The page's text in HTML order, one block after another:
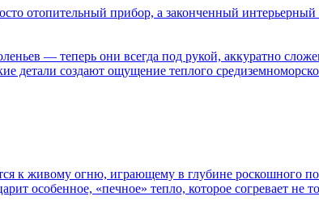
отопительный прибор, а законченный интерьерный
— теперь они всегда под рукой, аккуратно
детали создают ощущение теплого
к живому огню, играющему в глубине роскошного
особенное, «печное» тепло, которое согревает не